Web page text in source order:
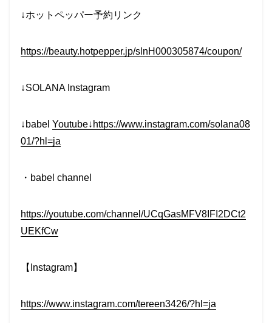
↓ホットペッパー予約リンク
https://beauty.hotpepper.jp/slnH000305874/coupon/
↓SOLANA Instagram
↓babel Youtube↓https://www.instagram.com/solana08
01/?hl=ja
・babel channel
https://youtube.com/channel/UCqGasMFV8IFI2DCt2
UEKfCw
【Instagram】
https://www.instagram.com/tereen3426/?hl=ja